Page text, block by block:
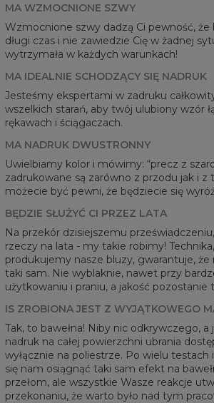
MA WZMOCNIONE SZWY
Wzmocnione szwy dadzą Ci pewność, że
długi czas i nie zawiedzie Cię w żadnej
wytrzymała w każdych warunkach!
MA IDEALNIE SCHODZĄCY SIĘ NADRUK
Jesteśmy ekspertami w zadruku
wszelkich starań, aby twój ulubiony wzór
rękawach i ściągaczach.
MA NADRUK DWUSTRONNY
Uwielbiamy kolor i mówimy: “precz z
zadrukowane są zarówno z przodu jak i z
możecie być pewni, że będziecie się
BĘDZIE SŁUŻYĆ CI PRZEZ LATA
Na przekór dzisiejszemu
rzeczy na lata - my takie robimy!
produkujemy nasze bluzy, gwarantuje,
taki sam. Nie wyblaknie, nawet przy
użytkowaniu i praniu, a jakość pozostanie
IS ZROBIONA JEST Z WYJĄTKOWEGO
Tak, to bawełna! Niby nic odkrywczego,
nadruk na całej powierzchni ubrania
wyłącznie na poliestrze. Po wielu testach
się nam osiągnąć taki sam efekt na
przełom, ale wszystkie Wasze reakcje
przekonaniu, że warto było nad tym